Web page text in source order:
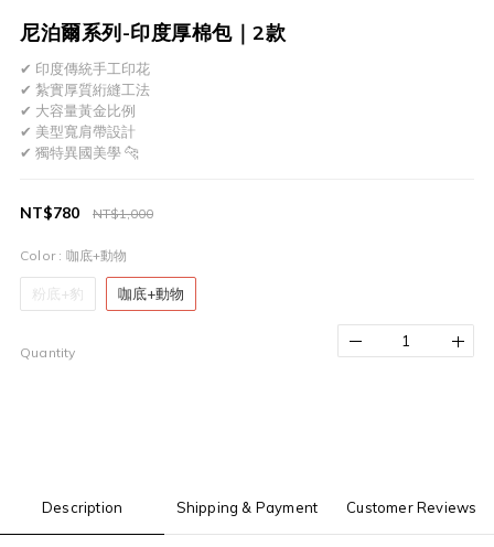
尼泊爾系列-印度厚棉包｜2款
✔ 印度傳統手工印花
​✔ 紮實厚質絎縫工法
​✔ 大容量黃金比例
​✔ 美型寬肩帶設計
​✔ 獨特異國美學 🐆
NT$1,000
NT$780
Color : 咖底+動物
粉底+豹 咖底+動物
Quantity
Description Shipping & Payment Customer Reviews